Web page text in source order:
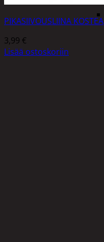
PIKASIIVOUSLIINA KOSTEA
3,99 €
Lisää ostoskoriin